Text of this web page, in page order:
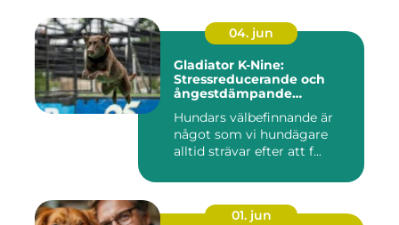
04. jun
Gladiator K-Nine:
Stressreducerande och
ångestdämpande
Hundars välbefinnande är
något som vi hundägare
alltid strävar efter att f...
01. jun